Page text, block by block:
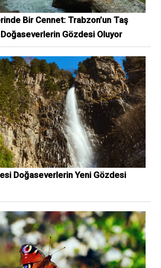
Bir Cennet: Trabzon’un Taş
Doğaseverlerin Gözdesi Oluyor
Doğaseverlerin Yeni Gözdesi